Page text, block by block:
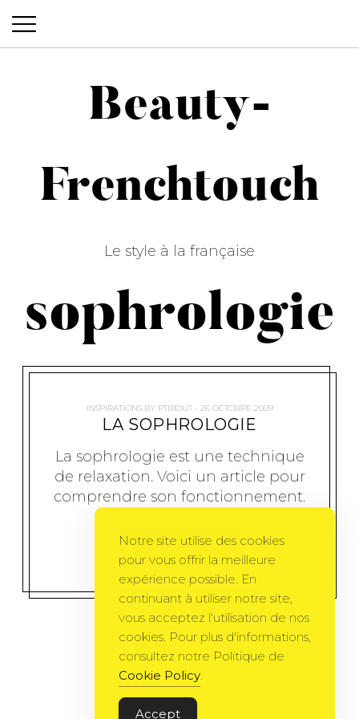
Beauty-Frenchtouch
Beauty-
Frenchtouch
Le style à la française
sophrologie
INSPIRATIONSBY PTIBOUT 26 OCTOBRE 2009
LA SOPHROLOGIE
La sophrologie est une technique
de relaxation. Voici un article pour
comprendre son fonctionnement.
MORE
Notre site utilise des cookies
pour vous offrir la meilleure
expérience possible. En
continuant à utiliser notre site,
vous acceptez l'utilisation de nos
cookies. Pour plus d'informations,
consultez notre Politique de
Cookie Policy.
Accept